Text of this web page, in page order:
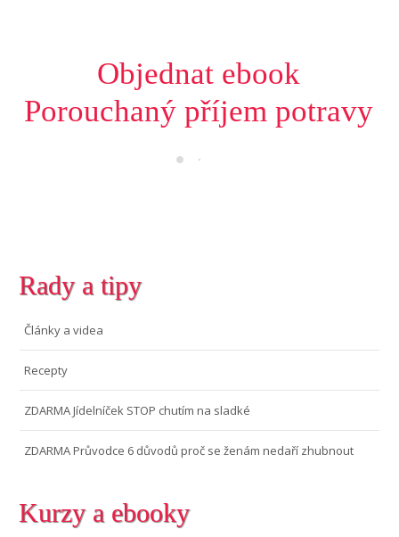
Objednat ebook
Porouchaný příjem potravy
Rady a tipy
Články a videa
Recepty
ZDARMA Jídelníček STOP chutím na sladké
ZDARMA Průvodce 6 důvodů proč se ženám nedaří zhubnout
Kurzy a ebooky